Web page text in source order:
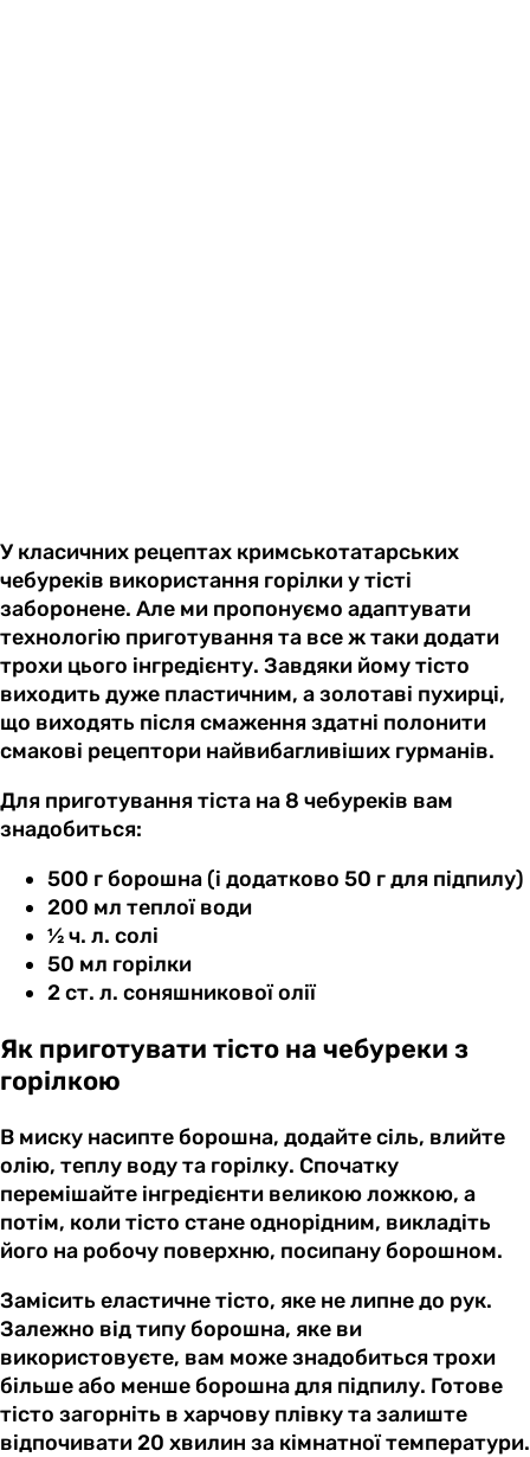
У класичних рецептах кримськотатарських
чебуреків використання горілки у тісті
заборонене. Але ми пропонуємо адаптувати
технологію приготування та все ж таки додати
трохи цього інгредієнту. Завдяки йому тісто
виходить дуже пластичним, а золотаві пухирці,
що виходять після смаження здатні полонити
смакові рецептори найвибагливіших гурманів.
Для приготування тіста на 8 чебуреків вам
знадобиться:
500 г борошна (і додатково 50 г для підпилу)
200 мл теплої води
½ ч. л. солі
50 мл горілки
2 ст. л. соняшникової олії
Як приготувати тісто на чебуреки з
горілкою
В миску насипте борошна, додайте сіль, влийте
олію, теплу воду та горілку. Спочатку
перемішайте інгредієнти великою ложкою, а
потім, коли тісто стане однорідним, викладіть
його на робочу поверхню, посипану борошном.
Замісить еластичне тісто, яке не липне до рук.
Залежно від типу борошна, яке ви
використовуєте, вам може знадобиться трохи
більше або менше борошна для підпилу. Готове
тісто загорніть в харчову плівку та залиште
відпочивати 20 хвилин за кімнатної температури.